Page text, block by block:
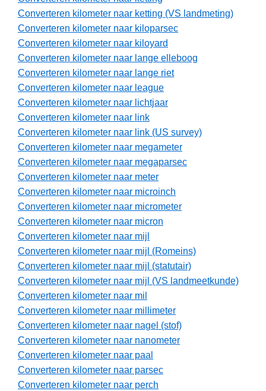
Converteren kilometer naar ketting (VS landmeting)
Converteren kilometer naar kiloparsec
Converteren kilometer naar kiloyard
Converteren kilometer naar lange elleboog
Converteren kilometer naar lange riet
Converteren kilometer naar league
Converteren kilometer naar lichtjaar
Converteren kilometer naar link
Converteren kilometer naar link (US survey)
Converteren kilometer naar megameter
Converteren kilometer naar megaparsec
Converteren kilometer naar meter
Converteren kilometer naar microinch
Converteren kilometer naar micrometer
Converteren kilometer naar micron
Converteren kilometer naar mijl
Converteren kilometer naar mijl (Romeins)
Converteren kilometer naar mijl (statutair)
Converteren kilometer naar mijl (VS landmeetkunde)
Converteren kilometer naar mil
Converteren kilometer naar millimeter
Converteren kilometer naar nagel (stof)
Converteren kilometer naar nanometer
Converteren kilometer naar paal
Converteren kilometer naar parsec
Converteren kilometer naar perch